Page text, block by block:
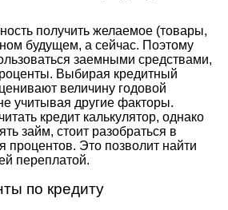
получить желаемое (товары,
будущем, а сейчас. Поэтому
заемными средствами,
Выбирая кредитный
величину годовой
учитывая другие факторы.
кредит калькулятор, однако
займ, стоит разобраться в
процентов. Это позволит найти
переплатой.
по кредиту